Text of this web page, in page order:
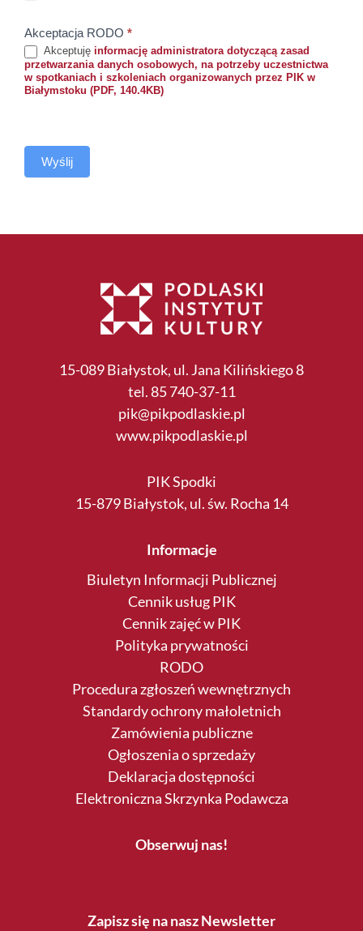
Akceptacja RODO *
Akceptuję informację administratora dotyczącą zasad
przetwarzania danych osobowych, na potrzeby uczestnictwa
w spotkaniach i szkoleniach organizowanych przez PIK w
Białymstoku (PDF, 140.4KB)
Wyślij
15-089 Białystok, ul. Jana Kilińskiego 8
tel. 85 740-37-11
pik@pikpodlaskie.pl
www.pikpodlaskie.pl
PIK Spodki
15-879 Białystok, ul. św. Rocha 14
Informacje
Biuletyn Informacji Publicznej
Cennik usług PIK
Cennik zajęć w PIK
Polityka prywatności
RODO
Procedura zgłoszeń wewnętrznych
Standardy ochrony małoletnich
Zamówienia publiczne
Ogłoszenia o sprzedaży
Deklaracja dostępności
Elektroniczna Skrzynka Podawcza
Obserwuj nas!
Zapisz się na nasz Newsletter